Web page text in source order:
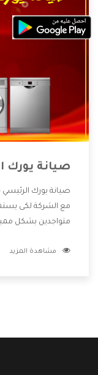
صيانة يورك
صيانة يورك
مع الشركة لكى
متواجدين بشكل
الشركة بها والتى
مشاهدة المزيد